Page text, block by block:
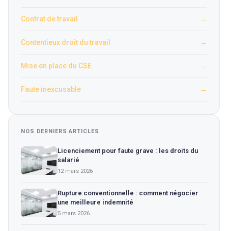
Contrat de travail →
Contentieux droit du travail →
Mise en place du CSE →
Faute inexcusable →
NOS DERNIERS ARTICLES
Licenciement pour faute grave : les droits du
salarié
12 mars 2026
Rupture conventionnelle : comment négocier
une meilleure indemnité
5 mars 2026